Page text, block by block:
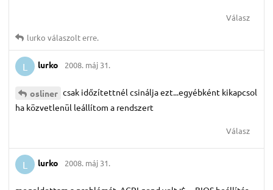
Válasz
lurko válaszolt erre.
L lurko 2008. máj 31.
osliner csak időzítettnél csinálja ezt...egyébként kikapcsol
ha közvetlenül leállítom a rendszert
Válasz
L lurko 2008. máj 31.